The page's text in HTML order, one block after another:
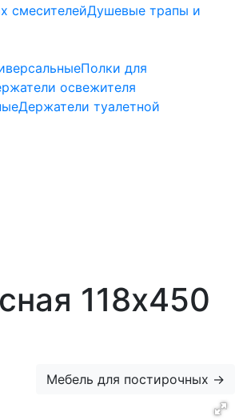
смесителейДушевые трапы и
Полки для
освежителя
Держатели туалетной
118х450
Мебель для постирочных →